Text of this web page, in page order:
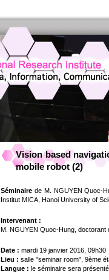
Vision based
mobile robot (2)
Séminaire de M. NGUYEN Quoc-
Institut MICA, Hanoi University of
Intervenant :
M. NGUYEN Quoc-Hung, doctorant
Date : mardi 19 janvier 2016, 09h30
Lieu : salle "seminar room", 9ème
Langue : le séminaire sera